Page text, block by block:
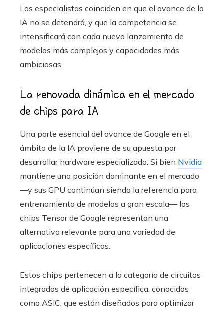
Los especialistas coinciden en que el avance de la
IA no se detendrá, y que la competencia se
intensificará con cada nuevo lanzamiento de
modelos más complejos y capacidades más
ambiciosas.
La renovada dinámica en el mercado
de chips para IA
Una parte esencial del avance de Google en el
ámbito de la IA proviene de su apuesta por
desarrollar hardware especializado. Si bien Nvidia
mantiene una posición dominante en el mercado
—y sus GPU continúan siendo la referencia para
entrenamiento de modelos a gran escala— los
chips Tensor de Google representan una
alternativa relevante para una variedad de
aplicaciones específicas.
Estos chips pertenecen a la categoría de circuitos
integrados de aplicación específica, conocidos
como ASIC, que están diseñados para optimizar